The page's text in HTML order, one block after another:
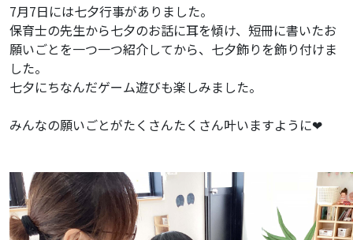
7月7日には七夕行事がありました。
保育士の先生から七夕のお話に耳を傾け、短冊に書いたお
願いごとを一つ一つ紹介してから、七夕飾りを飾り付けま
した。
七夕にちなんだゲーム遊びも楽しみました。
みんなの願いごとがたくさんたくさん叶いますように❤